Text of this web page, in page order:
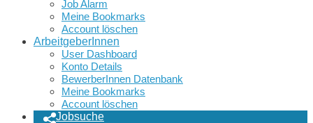
Job Alarm
Meine Bookmarks
Account löschen
ArbeitgeberInnen
User Dashboard
Konto Details
BewerberInnen Datenbank
Meine Bookmarks
Account löschen
Jobsuche